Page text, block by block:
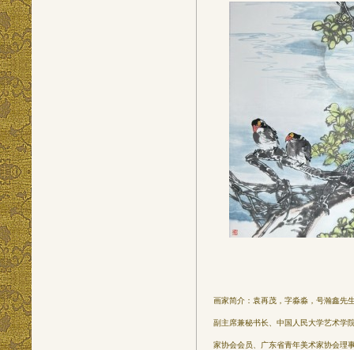
画家简介：袁再茂，字淼淼，号瀚鑫先
副主席兼秘书长、中国人民大学艺术学
家协会会员、广东省青年美术家协会理